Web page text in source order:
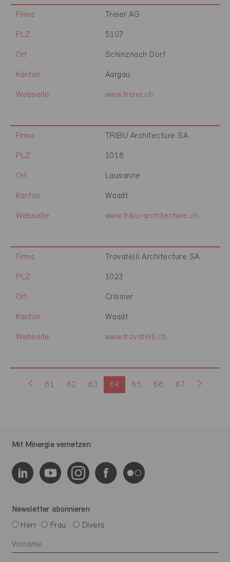
Firma Treier AG
PLZ 5107
Ort Schinznach Dorf
Kanton Aargau
Webseite www.treier.ch
Firma TRIBU Architecture SA
PLZ 1018
Ort Lausanne
Kanton Waadt
Webseite www.tribu-architecture.ch
Firma Trovatelli Architecture SA
PLZ 1023
Ort Crissier
Kanton Waadt
Webseite www.trovatelli.ch
61 62 63 64 65 66 67
Mit Minergie vernetzen
Newsletter abonnieren
Herr
Frau Divers